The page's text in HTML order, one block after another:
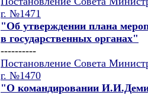
г. №1471
"Об утверждении плана
в государственных органах"
----------
Постановление Совета
г. №1470
"О командировании